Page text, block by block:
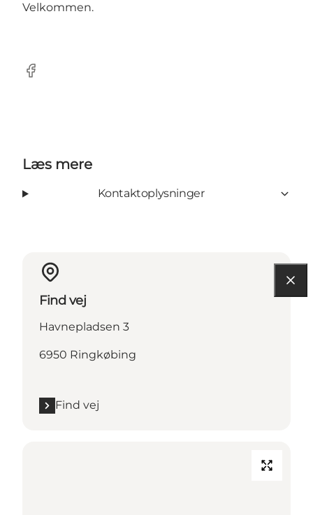
Velkommen.
Facebook
Læs mere
Kontaktoplysninger
Find vej
Havnepladsen 3
6950 Ringkøbing
Find vej